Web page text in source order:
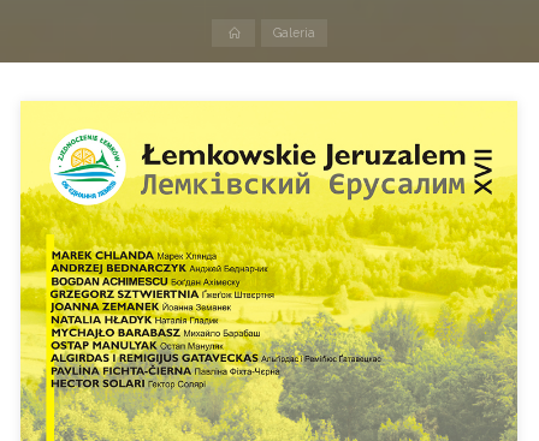
StronaGaleria